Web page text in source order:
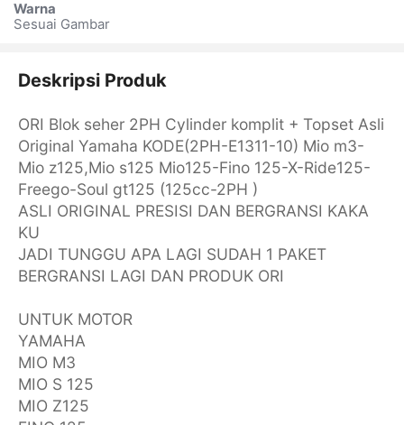
Warna
Sesuai Gambar
Deskripsi Produk
ORI Blok seher 2PH Cylinder komplit + Topset Asli
Original Yamaha KODE(2PH-E1311-10) Mio m3-
Mio z125,Mio s125 Mio125-Fino 125-X-Ride125-
Freego-Soul gt125 (125cc-2PH )
ASLI ORIGINAL PRESISI DAN BERGRANSI KAKA
KU
JADI TUNGGU APA LAGI SUDAH 1 PAKET
BERGRANSI LAGI DAN PRODUK ORI
UNTUK MOTOR
YAMAHA
MIO M3
MIO S 125
MIO Z125